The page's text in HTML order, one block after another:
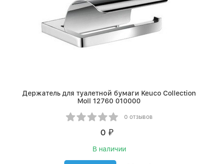
Держатель для туалетной бумаги Keuco Collection
Moll 12760 010000
0 отзывов
0 ₽
В наличии